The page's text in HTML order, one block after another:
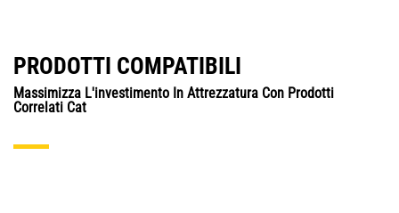
PRODOTTI COMPATIBILI
Massimizza L'investimento In Attrezzatura Con Prodotti
Correlati Cat